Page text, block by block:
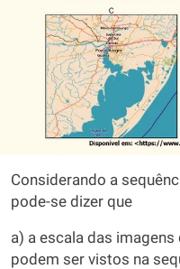
Considerando a
pode-se dizer que
a) a escala das
podem ser vistos na